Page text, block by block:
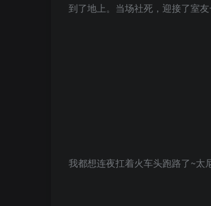
到了地上。当场社死，迎接了室友
我都想连夜扛着火车头跑路了~太